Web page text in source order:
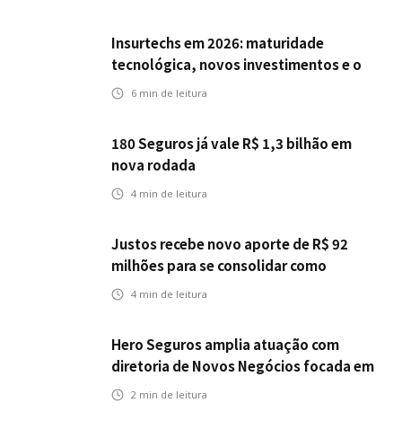
Insurtechs em 2026: maturidade
tecnológica, novos investimentos e o
teste da resiliência
6 min de leitura
180 Seguros já vale R$ 1,3 bilhão em
nova rodada
4 min de leitura
Justos recebe novo aporte de R$ 92
milhões para se consolidar como
primeira seguradora baseada em IA
4 min de leitura
Hero Seguros amplia atuação com
diretoria de Novos Negócios focada em
Corretores, Bancos e Seguradoras
2 min de leitura